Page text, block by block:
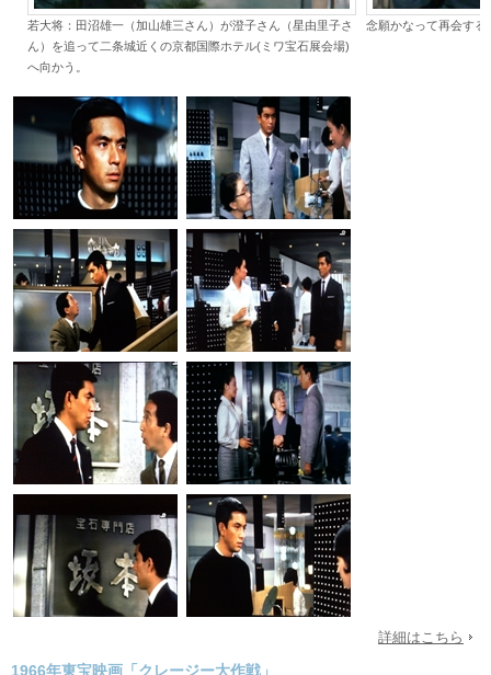
若大将：田沼雄一（加山雄三さん）が澄子さん（星由里子さ
ん）を追って二条城近くの京都国際ホテル(ミワ宝石展会場)
へ向かう。
念願かなって再会する
詳細はこちら
1966年東宝映画「クレージー大作戦」